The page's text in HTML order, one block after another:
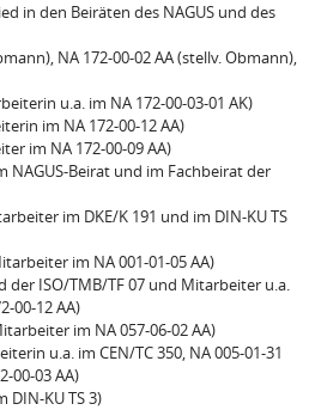
in den Beiräten des NAGUS und des
NA 172-00-02 AA (stellv. Obmann),
u.a. im NA 172-00-03-01 AK)
im NA 172-00-12 AA)
im NA 172-00-09 AA)
NAGUS-Beirat und im Fachbeirat der
im DKE/K 191 und im DIN-KU TS
im NA 001-01-05 AA)
der ISO/TMB/TF 07 und Mitarbeiter u.a.
00-12 AA)
im NA 057-06-02 AA)
u.a. im CEN/TC 350, NA 005-01-31
00-03 AA)
DIN-KU TS 3)